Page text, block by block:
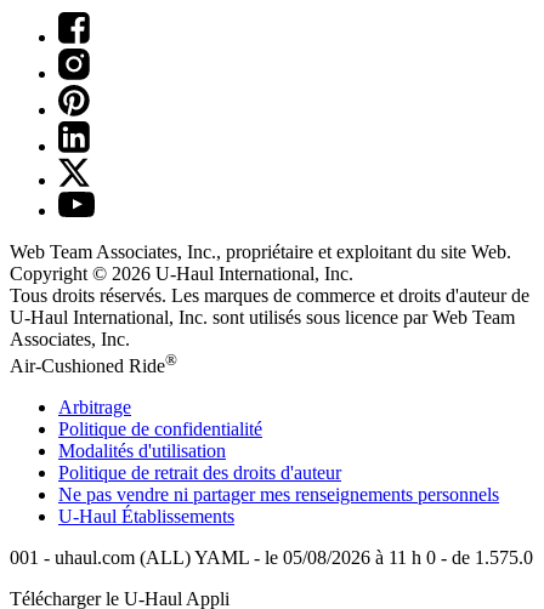
Web Team Associates, Inc., propriétaire et exploitant du site Web.
Copyright © 2026 U-Haul International, Inc.
Tous droits réservés. Les marques de commerce et droits d'auteur de
U-Haul International, Inc. sont utilisés sous licence par Web Team
Associates, Inc.
Air-Cushioned Ride®
Arbitrage
Politique de confidentialité
Modalités d'utilisation
Politique de retrait des droits d'auteur
Ne pas vendre ni partager mes renseignements personnels
U-Haul Établissements
001 - uhaul.com (ALL) YAML - le 05/08/2026 à 11 h 0 - de 1.575.0
Télécharger le U-Haul Appli